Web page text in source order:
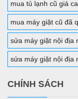
mua tủ lạnh cũ giá
mua máy giặt cũ đã
sửa máy giặt nội địa
sửa máy giặt nội địa
CHÍNH SÁCH